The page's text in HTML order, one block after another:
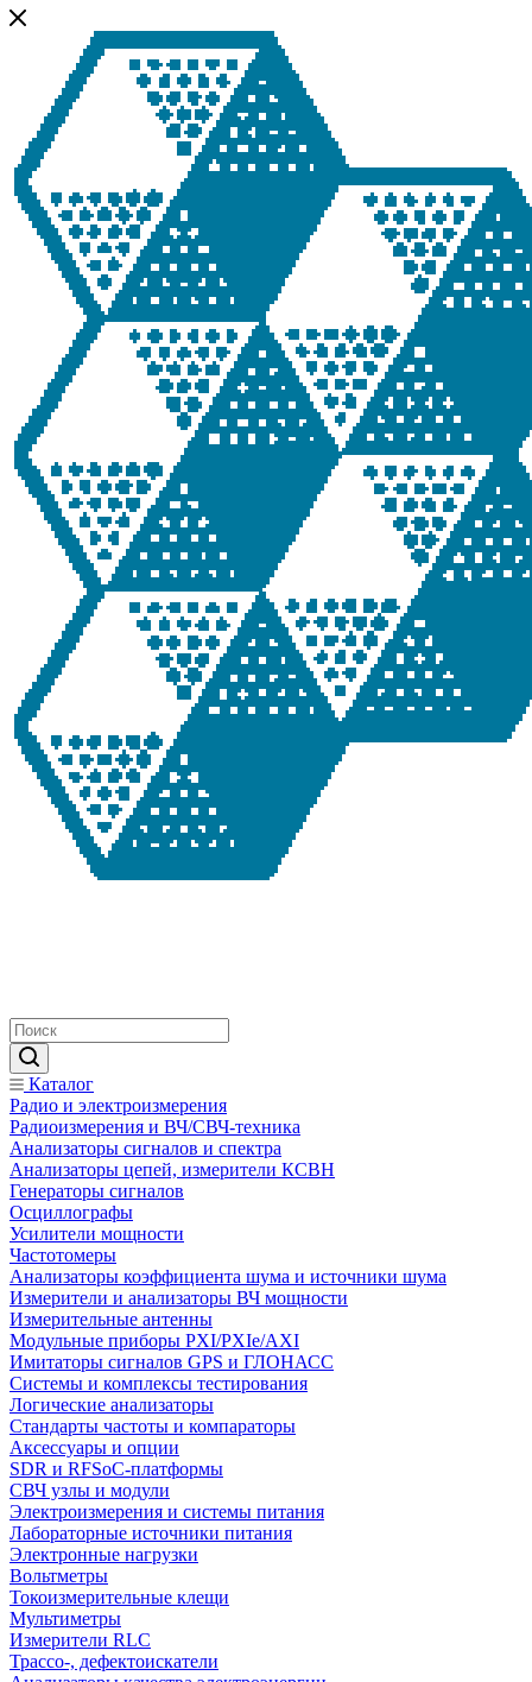
Каталог
Радио и электроизмерения
Радиоизмерения и ВЧ/СВЧ-техника
Анализаторы сигналов и спектра
Анализаторы цепей, измерители КСВН
Генераторы сигналов
Осциллографы
Усилители мощности
Частотомеры
Анализаторы коэффициента шума и источники шума
Измерители и анализаторы ВЧ мощности
Измерительные антенны
Модульные приборы PXI/PXIe/AXI
Имитаторы сигналов GPS и ГЛОНАСС
Системы и комплексы тестирования
Логические анализаторы
Стандарты частоты и компараторы
Аксессуары и опции
SDR и RFSoC‑платформы
СВЧ узлы и модули
Электроизмерения и системы питания
Лабораторные источники питания
Электронные нагрузки
Вольтметры
Токоизмерительные клещи
Мультиметры
Измерители RLC
Трассо-, дефектоискатели